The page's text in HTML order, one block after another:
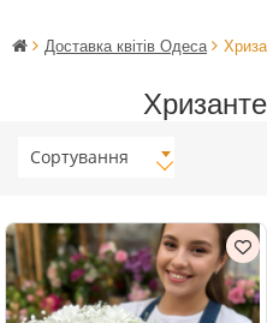
Доставка квітів Одеса
Сортування